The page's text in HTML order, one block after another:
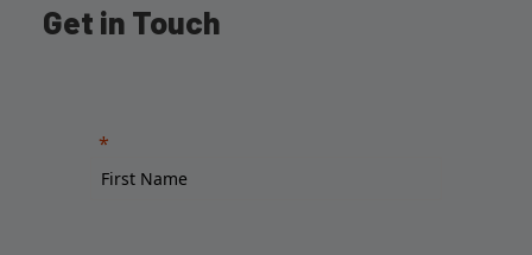
Get in Touch